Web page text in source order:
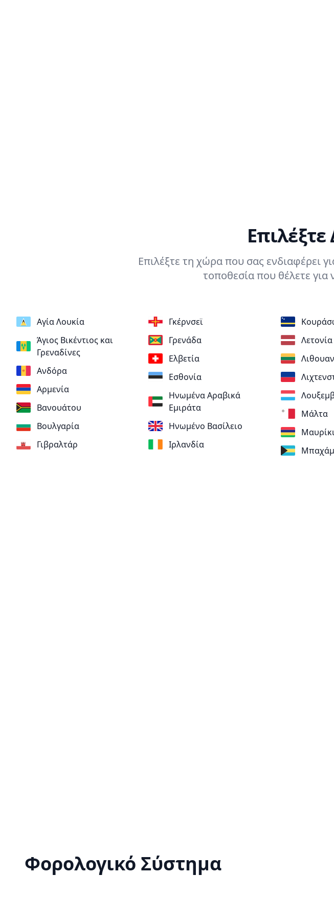
Επιλέξτε
Επιλέξτε τη χώρα που σας ενδιαφέρει
τοποθεσία που θέλετε για
Αγία Λουκία
Άγιος Βικέντιος και
Γρεναδίνες
Ανδόρα
Αρμενία
Βανουάτου
Βουλγαρία
Γιβραλτάρ
Γκέρνσεϊ
Γρενάδα
Ελβετία
Εσθονία
Ηνωμένα Αραβικά
Εμιράτα
Ηνωμένο Βασίλειο
Ιρλανδία
Λετονία
Μάλτα
Φορολογικό Σύστημα